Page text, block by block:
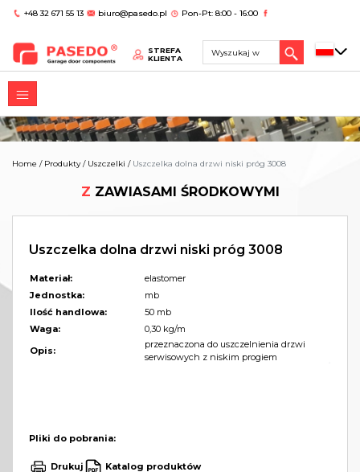
+48 32 671 55 13 biuro@pasedo.pl Pon-Pt: 8:00 - 16:00
STREFA
KLIENTA
Home / Produkty/ Uszczelki / Uszczelka dolna drzwi niski próg 3008
Z ZAWIASAMI ŚRODKOWYMI
Uszczelka dolna drzwi niski próg 3008
Materiał:
elastomer
Jednostka:
mb
Ilość handlowa:
50 mb
Waga:
0,30 kg/m
Opis:
przeznaczona do uszczelnienia drzwi
serwisowych z niskim progiem
Pliki do pobrania:
Drukuj Katalog produktów